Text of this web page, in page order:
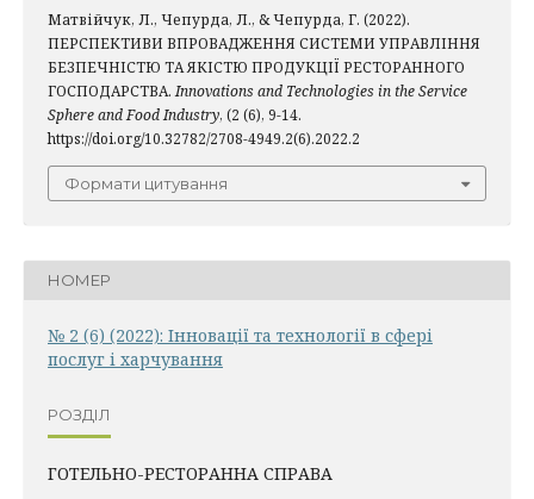
Матвійчук, Л., Чепурда, Л., & Чепурда, Г. (2022).
ПЕРСПЕКТИВИ ВПРОВАДЖЕННЯ СИСТЕМИ УПРАВЛІННЯ
БЕЗПЕЧНІСТЮ ТА ЯКІСТЮ ПРОДУКЦІЇ РЕСТОРАННОГО
ГОСПОДАРСТВА.Innovations and Technologies in the Service
Sphere and Food Industry, (2 (6), 9-14.
https://doi.org/10.32782/2708-4949.2(6).2022.2
Формати цитування
НОМЕР
№ 2 (6) (2022): Інновації та технології в сфері
послуг і харчування
РОЗДІЛ
ГОТЕЛЬНО-РЕСТОРАННА СПРАВА